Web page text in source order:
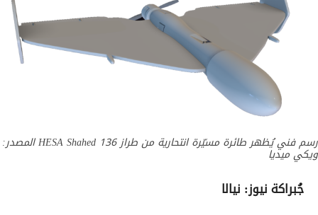
رسم فني يُظهر طائرة مسيّرة انتحارية من طراز HESA Shahed 136 المصدر:
ويكي ميديا
جُبراكة نيوز: نيالا